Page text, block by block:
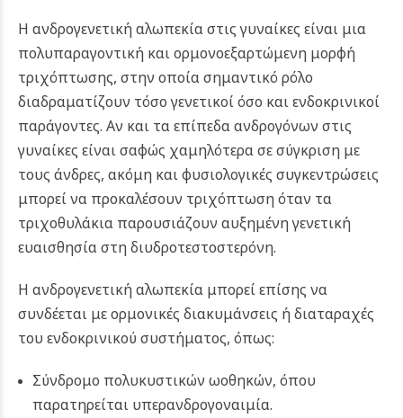
Η ανδρογενετική αλωπεκία στις γυναίκες είναι μια
πολυπαραγοντική και ορμονοεξαρτώμενη μορφή
τριχόπτωσης, στην οποία σημαντικό ρόλο
διαδραματίζουν τόσο γενετικοί όσο και ενδοκρινικοί
παράγοντες. Αν και τα επίπεδα ανδρογόνων στις
γυναίκες είναι σαφώς χαμηλότερα σε σύγκριση με
τους άνδρες, ακόμη και φυσιολογικές συγκεντρώσεις
μπορεί να προκαλέσουν τριχόπτωση όταν τα
τριχοθυλάκια παρουσιάζουν αυξημένη γενετική
ευαισθησία στη διυδροτεστοστερόνη.
Η ανδρογενετική αλωπεκία μπορεί επίσης να
συνδέεται με ορμονικές διακυμάνσεις ή διαταραχές
του ενδοκρινικού συστήματος, όπως:
Σύνδρομο πολυκυστικών ωοθηκών, όπου
παρατηρείται υπερανδρογοναιμία.